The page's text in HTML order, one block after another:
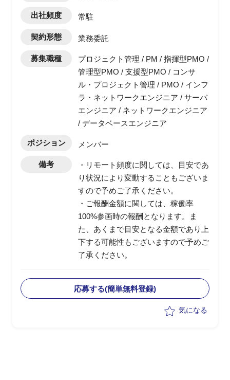
出社頻度 常駐
契約形態 業務委託
募集職種
プロジェクト管理 / PM / 指揮型PMO /
管理型PMO / 支援型PMO / コンサ
ル・プロジェクト管理 / PMO / インフ
ラ・ネットワークエンジニア / サーバ
エンジニア / ネットワークエンジニア
/ データベースエンジニア
ポジション メンバー
備考
・リモート頻度に関しては、目安であ
り状況により変動することもございま
すので予めご了承ください。
・ご報酬金額に関しては、稼働率
100%参画時の報酬となります。ま
た、あくまで目安となる金額であり上
下する可能性もございますので予めご
了承ください。
応募する(簡単無料登録)
気になる